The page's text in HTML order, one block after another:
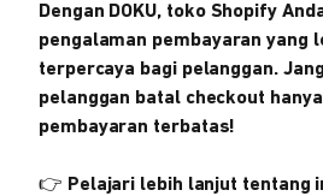
Dengan DOKU, toko Shopify
pengalaman pembayaran yang
terpercaya bagi pelanggan.
pelanggan batal checkout
pembayaran terbatas!
👉 Pelajari lebih lanjut tentang